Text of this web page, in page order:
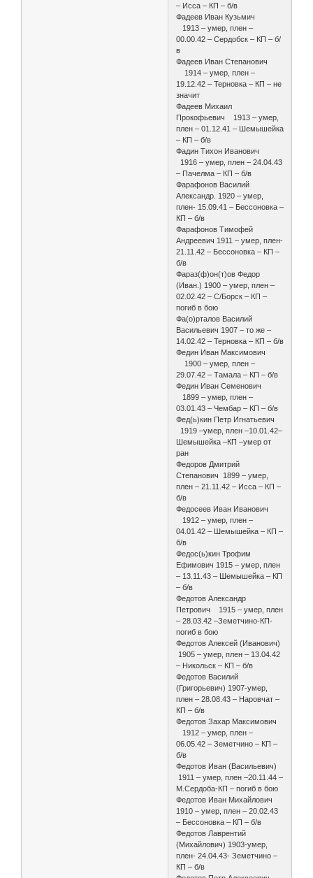
– Исса – КП – б/в
Фадеев Иван Кузьмич
1913 – умер, плен –
00.00.42 – Сердобск – КП – б/
в
Фадеев Иван Степанович
1914 – умер, плен –
19.12.42 – Терновка – КП – не
значит
Фадеев Михаил
Прокофьевич 1913 – умер,
плен – 01.12.41 – Шемышейка
– КП – б/в
Фадин Тихон Иванович
1916 – умер, плен – 24.04.43
– Пачелма – КП – б/в
Фарафонов Василий
Александр. 1920 – умер,
плен- 15.09.41 – Бессоновка –
КП – б/в
Фарафонов Тимофей
Андреевич 1911 – умер, плен-
21.11.42 – Бессоновка – КП –
б/в
Фараз(ф)он(т)ов Федор
(Иван.) 1900 – умер, плен –
02.02.42 – С/Борск – КП –
погиб в бою
Фа(о)рталов Василий
Васильевич 1907 – то же –
14.02.42 – Терновка – КП – б/в
Федин Иван Максимович
1900 – умер, плен –
29.07.42 – Тамала – КП – б/в
Федин Иван Семенович
1899 – умер, плен –
03.01.43 – Чембар – КП – б/в
Фед(ь)кин Петр Игнатьевич
1919 –умер, плен –10.01.42–
Шемышейка –КП –умер от
ран
Федоров Дмитрий
Степанович 1899 – умер,
плен – 21.11.42 – Исса – КП –
б/в
Федосеев Иван Иванович
1912 – умер, плен –
04.01.42 – Шемышейка – КП –
б/в
Федос(ь)кин Трофим
Ефимович 1915 – умер, плен
– 13.11.43 – Шемышейка – КП
– б/в
Федотов Александр
Петрович 1915 – умер, плен
– 28.03.42 –Земетчино-КП-
погиб в бою
Федотов Алексей (Иванович)
1905 – умер, плен – 13.04.42
– Никольск – КП – б/в
Федотов Василий
(Григорьевич) 1907-умер,
плен – 28.08.43 – Наровчат –
КП – б/в
Федотов Захар Максимович
1912 – умер, плен –
06.05.42 – Земетчино – КП –
б/в
Федотов Иван (Васильевич)
1911 – умер, плен –20.11.44 –
М.Сердоба-КП – погиб в бою
Федотов Иван Михайлович
1910 – умер, плен – 20.02.43
– Бессоновка – КП – б/в
Федотов Лаврентий
(Михайлович) 1903-умер,
плен- 24.04.43- Земетчино –
КП – б/в